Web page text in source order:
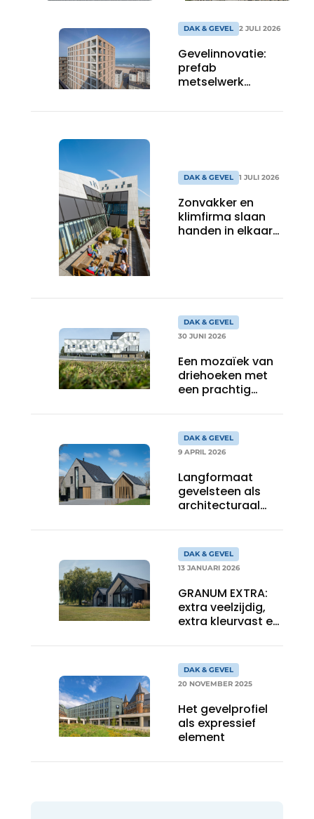
DAK & GEVEL 2 JULI 2026
Gevelinnovatie:
prefab
metselwerk
bouwproces
DAK & GEVEL 1 JULI 2026
Zonvakker en
klimfirma slaan
handen in elkaar
DAK & GEVEL
30 JUNI 2026
Een mozaïek van
driehoeken met
een prachtig
DAK & GEVEL
9 APRIL 2026
Langformaat
gevelsteen als
architecturaal
DAK & GEVEL
13 JANUARI 2026
GRANUM EXTRA:
extra veelzijdig,
extra kleurvast en
corrosiebestendig
DAK & GEVEL
20 NOVEMBER 2025
Het gevelprofiel
als expressief
element